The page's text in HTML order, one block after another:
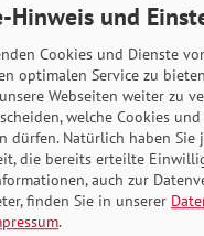
nicht genug. Auch
Gesetz
der
an die
„Trotz
Menschen einfach
Hinweis und
Cookies und Dienste
optimalen Service zu
Webseiten weiter zu
welche Cookies
dürfen. Natürlich haben Sie
die bereits erteilte
auch zur
finden Sie in unserer
.